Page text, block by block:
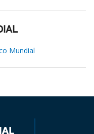
Mundial